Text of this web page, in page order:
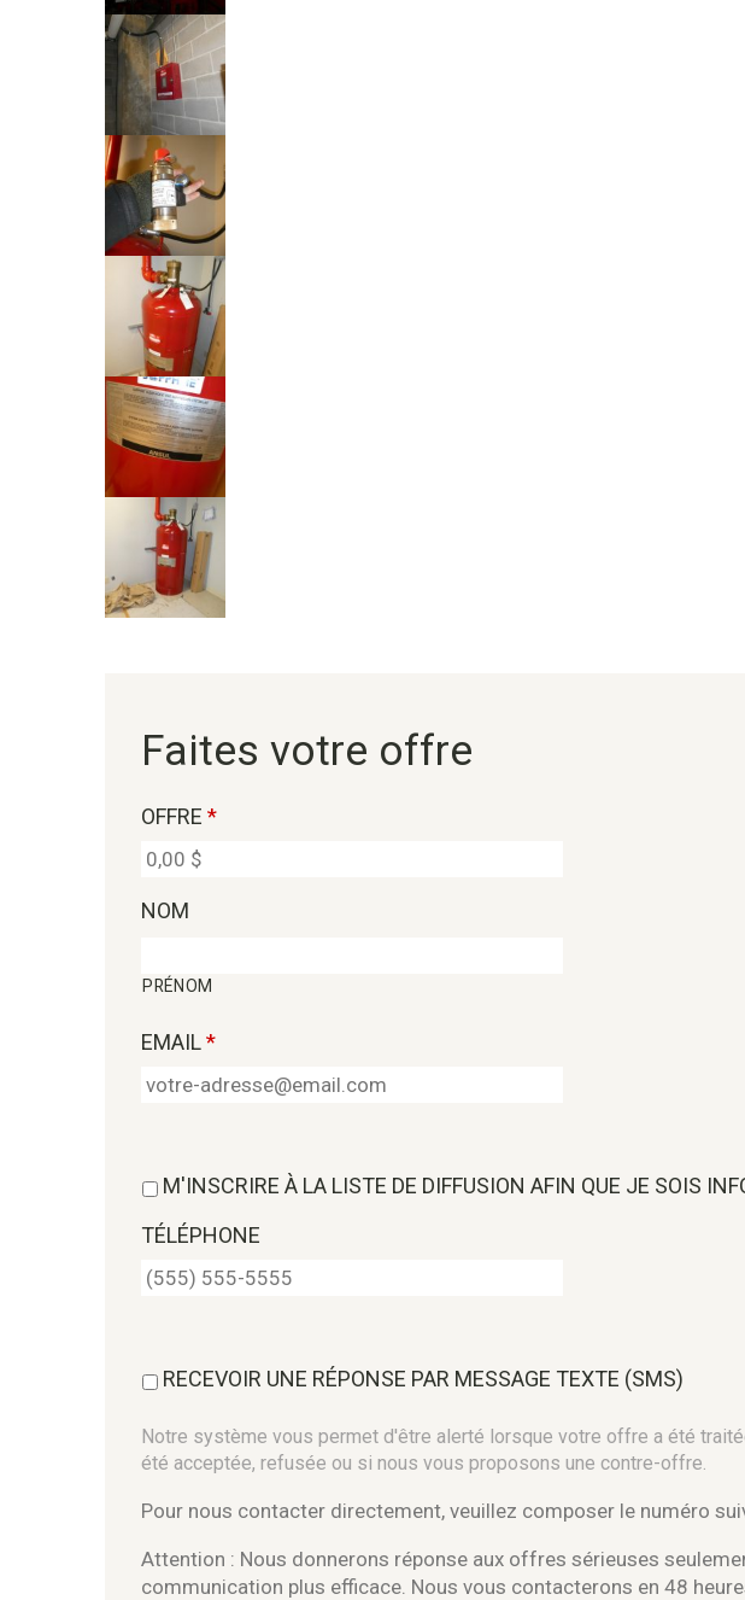
Faites votre offre
OFFRE *
NOM
PRÉNOM
EMAIL*
M'INSCRIRE À LA LISTE DE DIFFUSION AFIN QUE JE SOIS
TÉLÉPHONE
RECEVOIR UNE RÉPONSE PAR MESSAGE TEXTE (SMS)
Notre système vous permet d'être alerté lorsque votre offre a été
été acceptée, refusée ou si nous vous proposons une contre-offre.
Pour nous contacter directement, veuillez composer le numéro
Attention : Nous donnerons réponse aux offres sérieuses
communication plus efficace. Nous vous contacterons en 48